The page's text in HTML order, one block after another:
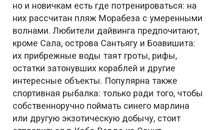
но и новичкам есть где потренироваться: на
них рассчитан пляж Морабеза с умеренными
волнами. Любители дайвинга предпочитают,
кроме Сала, острова Сантьягу и Боавишита:
их прибрежные воды таят гроты, рифы,
остатки затонувших кораблей и другие
интересные объекты. Популярна также
спортивная рыбалка: только ради того, чтобы
собственноручно поймать синего марлина
или другую экзотическую добычу, стоит